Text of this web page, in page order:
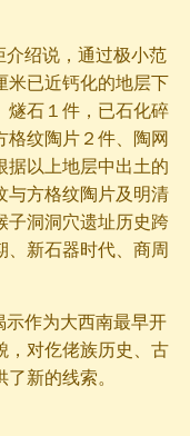
介绍说，通过极小范
米已近钙化的地层下
燧石１件，已石化碎
格纹陶片２件、陶网
据以上地层中出土的
与方格纹陶片及明清
子洞洞穴遗址历史跨
、新石器时代、商周
示作为大西南最早开
，对仡佬族历史、古
新的线索。